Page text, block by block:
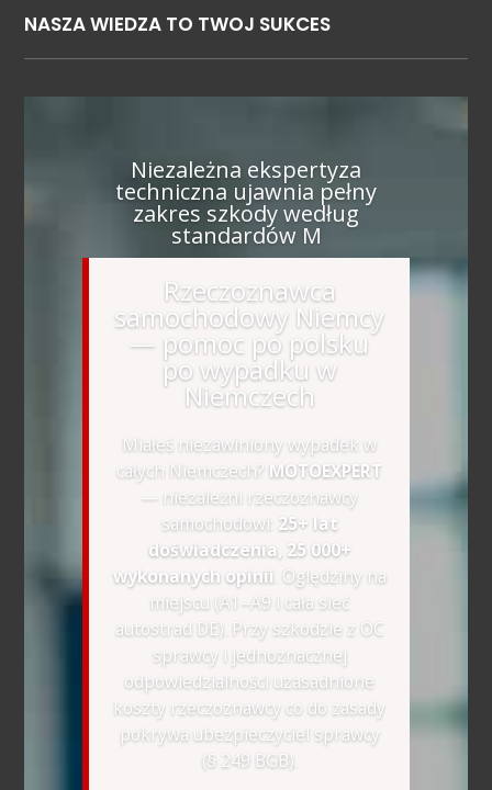
NASZA WIEDZA TO TWOJ SUKCES
Niezależna ekspertyza
techniczna ujawnia pełny
zakres szkody według
standardów M
Rzeczoznawca
samochodowy Niemcy
— pomoc po polsku
po wypadku w
Niemczech
Miałeś niezawiniony wypadek w
całych Niemczech? MOTOEXPERT
— niezależni rzeczoznawcy
samochodowi: 25+ lat
doświadczenia, 25 000+
wykonanych opinii . Oględziny na
miejscu (A1–A9 i cała sieć
autostrad DE). Przy szkodzie z OC
sprawcy i jednoznacznej
odpowiedzialności uzasadnione
koszty rzeczoznawcy co do zasady
pokrywa ubezpieczyciel sprawcy
(§ 249 BGB).